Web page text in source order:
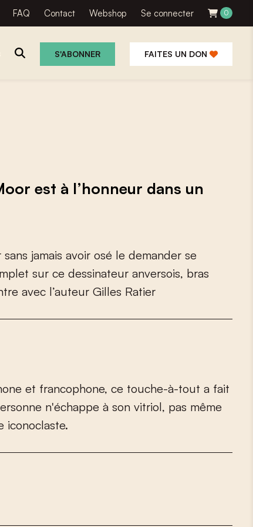
FAQ Contact Webshop Se connecter 0
S'ABONNER FAITES UN DON
est à l’honneur dans un
sans jamais avoir osé le demander se
mplet sur ce dessinateur anversois, bras
tre avec l’auteur Gilles Ratier
one et francophone, ce touche-à-tout a fait
ersonne n'échappe à son vitriol, pas même
iconoclaste.